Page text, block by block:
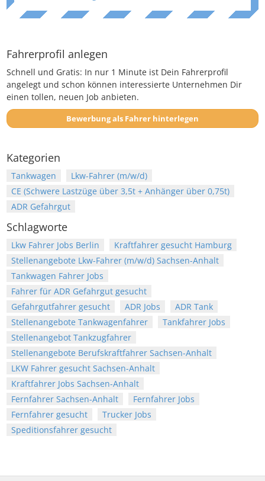
Fahrerprofil anlegen
Schnell und Gratis: In nur 1 Minute ist Dein Fahrerprofil
angelegt und schon können interessierte Unternehmen Dir
einen tollen, neuen Job anbieten.
Bewerbung als Fahrer hinterlegen
Kategorien
Tankwagen
Lkw-Fahrer (m/w/d)
CE (Schwere Lastzüge über 3,5t + Anhänger über 0,75t)
ADR Gefahrgut
Schlagworte
Lkw Fahrer Jobs Berlin
Kraftfahrer gesucht Hamburg
Stellenangebote Lkw-Fahrer (m/w/d) Sachsen-Anhalt
Tankwagen Fahrer Jobs
Fahrer für ADR Gefahrgut gesucht
Gefahrgutfahrer gesucht
ADR Jobs
ADR Tank
Stellenangebote Tankwagenfahrer
Tankfahrer Jobs
Stellenangebot Tankzugfahrer
Stellenangebote Berufskraftfahrer Sachsen-Anhalt
LKW Fahrer gesucht Sachsen-Anhalt
Kraftfahrer Jobs Sachsen-Anhalt
Fernfahrer Sachsen-Anhalt
Fernfahrer Jobs
Fernfahrer gesucht
Trucker Jobs
Speditionsfahrer gesucht